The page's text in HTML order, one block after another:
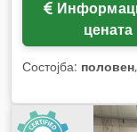
цената
Состојба: половен